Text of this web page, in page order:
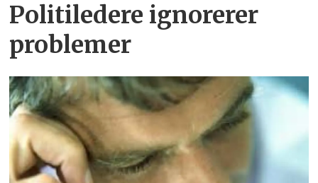
Politiledere ignorerer
problemer